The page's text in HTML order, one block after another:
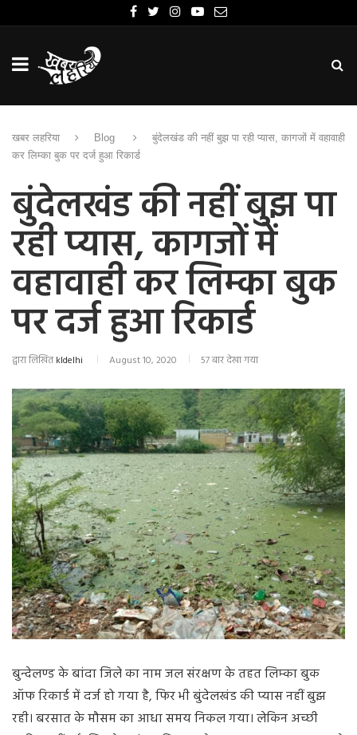
खबर लहरिया Blog
बुंदेलखंड की नहीं बुझ पा रही प्यास, कागजों में वहावाही
कर लिम्का बुक पर दर्ज हुआ रिकार्ड
बुंदेलखंड की नहीं बुझ पा
रही प्यास, कागजों में
वहावाही कर लिम्का बुक
पर दर्ज हुआ रिकार्ड
द्वारा लिखितkldelhi August 10, 2020 57 बार देखा गया
बुन्देलण्ड के बांदा जिले का नाम जल संरक्षण के तहत लिम्का बुक
ऑफ रिकार्ड में दर्ज हो गया है, फिर भी बुंदेलखंड की प्यास नहीं बुझ
रही। बरसात के मौसम का आधा समय निकल गया। लेकिन अच्छी